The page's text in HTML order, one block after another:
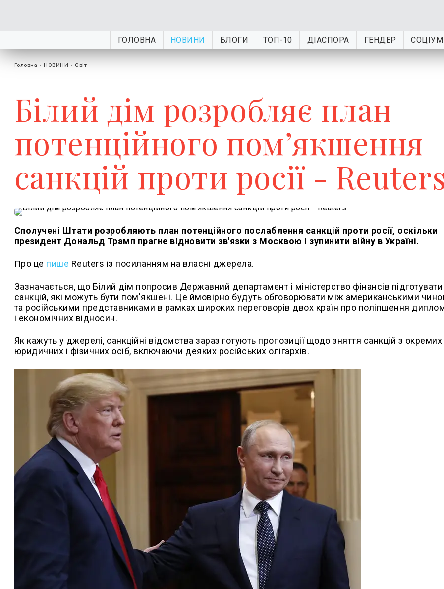
ГОЛОВНА НОВИНИ БЛОГИ ТОП-10 ДІАСПОРА ГЕНДЕР СОЦІУМ
Головна › НОВИНИ › Світ
Білий дім розробляє план
потенційного пом’якшення
санкцій проти росії - Reuters
Сполучені Штати розробляють план потенційного послаблення санкцій проти росії, оскільки
президент Дональд Трамп прагне відновити зв'язки з Москвою і зупинити війну в Україні.
Про це пише Reuters із посиланням на власні джерела.
Зазначається, що Білий дім попросив Державний департамент і міністерство фінансів
санкцій, які можуть бути пом'якшені. Це ймовірно будуть обговорювати між американськими
та російськими представниками в рамках широких переговорів двох країн про поліпшення
і економічних відносин.
Як кажуть у джерелі, санкційні відомства зараз готують пропозиції щодо зняття санкцій з окремих
юридичних і фізичних осіб, включаючи деяких російських олігархів.